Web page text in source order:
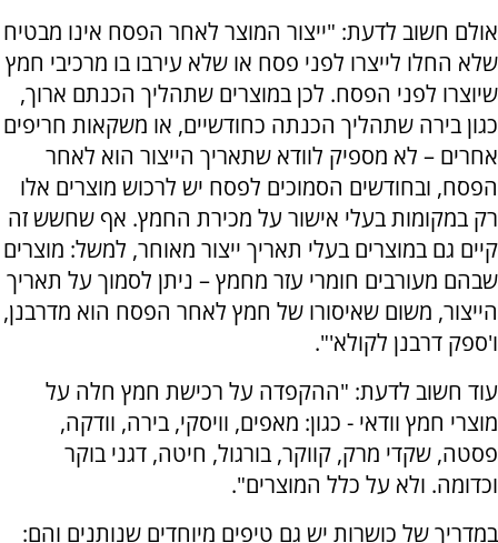
אולם חשוב לדעת: "ייצור המוצר לאחר הפסח אינו מבטיח
שלא החלו לייצרו לפני פסח או שלא עירבו בו מרכיבי חמץ
שיוצרו לפני הפסח. לכן במוצרים שתהליך הכנתם ארוך,
כגון בירה שתהליך הכנתה כחודשיים, או משקאות חריפים
אחרים – לא מספיק לוודא שתאריך הייצור הוא לאחר
הפסח, ובחודשים הסמוכים לפסח יש לרכוש מוצרים אלו
רק במקומות בעלי אישור על מכירת החמץ. אף שחשש זה
קיים גם במוצרים בעלי תאריך ייצור מאוחר, למשל: מוצרים
שבהם מעורבים חומרי עזר מחמץ – ניתן לסמוך על תאריך
הייצור, משום שאיסורו של חמץ לאחר הפסח הוא מדרבנן,
ו'ספק דרבנן לקולא'".
עוד חשוב לדעת: "ההקפדה על רכישת חמץ חלה על
מוצרי חמץ וודאי - כגון: מאפים, וויסקי, בירה, וודקה,
פסטה, שקדי מרק, קווקר, בורגול, חיטה, דגני בוקר
וכדומה. ולא על כלל המוצרים".
במדריך של כושרות יש גם טיפים מיוחדים שנותנים והם: